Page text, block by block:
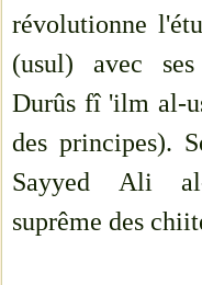
révolutionne
(usul) avec
Durûs fî 'ilm al-
des principes).
Sayyed Ali
suprême des